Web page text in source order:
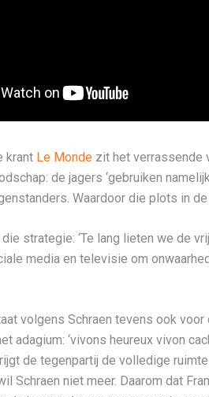
krant Le Mondezit het verrassende
de jagers ‘gebruiken
Waardoor die plots in
strategie: ‘Te lang lieten we de
media en televisie om
volgens Schraen tevens ook
adagium: ‘vivons heureux vivon
de tegenpartij de volledige
Schraen niet meer. Daarom dat